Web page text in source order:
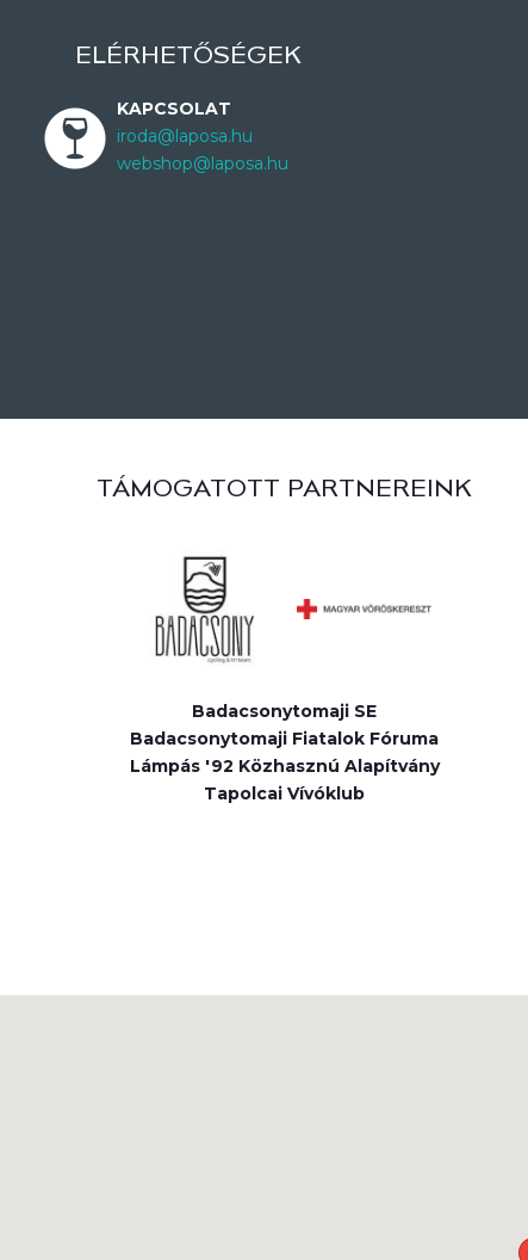
ELÉRHETŐSÉGEK
KAPCSOLAT
iroda@laposa.hu
webshop@laposa.hu
TÁMOGATOTT PARTNEREINK
Badacsonytomaji SE
Badacsonytomaji Fiatalok Fóruma
Lámpás '92 Közhasznú Alapítvány
Tapolcai Vívóklub